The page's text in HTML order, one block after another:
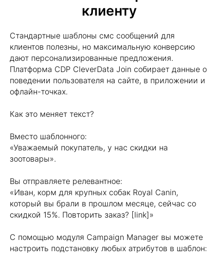
клиенту
Стандартные шаблоны смс сообщений для
клиентов полезны, но максимальную конверсию
дают персонализированные предложения.
Платформа CDP CleverData Join собирает данные о
поведении пользователя на сайте, в приложении и
офлайн-точках.
Как это меняет текст?
Вместо шаблонного:
«Уважаемый покупатель, у нас скидки на
зоотовары».
Вы отправляете релевантное:
«Иван, корм для крупных собак Royal Canin,
который вы брали в прошлом месяце, сейчас со
скидкой 15%. Повторить заказ? [link]»
С помощью модуля Campaign Manager вы можете
настроить подстановку любых атрибутов в шаблон:
Хотите усилить ваш
Пишите! Проведем консультацию и
расскажем какие кейсы можно
внедрить в ваш бизнес!